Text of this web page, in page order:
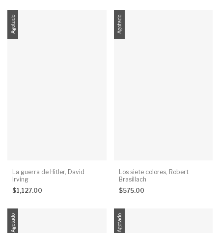
Agotado
La guerra de Hitler, David
Irving
$1,127.00
Agotado
Los siete colores, Robert
Brasillach
$575.00
Agotado Agotado